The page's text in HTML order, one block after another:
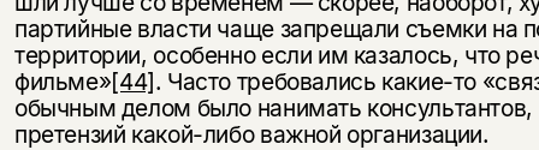
партийные власти чаще запрещали съемки на
территории, особенно если им казалось, что
фильме»[44]. Часто требовались какие-то
обычным делом было нанимать консультантов,
претензий какой-либо важной организации.